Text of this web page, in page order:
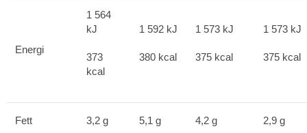
Energi
1 564
kJ
373
kcal
1 592 kJ
380 kcal
1 573 kJ
375 kcal
1 573 kJ
375 kcal
Fett 3,2 g 5,1 g 4,2 g 2,9 g